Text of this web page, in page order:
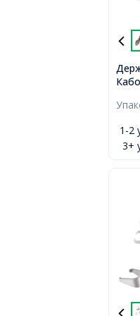
1-2
3+